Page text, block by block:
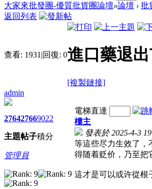
大家來批發團-優質批貨團論壇»論壇 › 批
返回列表
查看: 1931 |回復: 0進口藥退
[複製鏈接]
admin
2764
主題
2766
帖子
9022
積分
管理員
電梯直達
樓主
發表於 2025-4-3
等這些尽力生效了，
得随着贬价，乃至把
這才是可以或许從根